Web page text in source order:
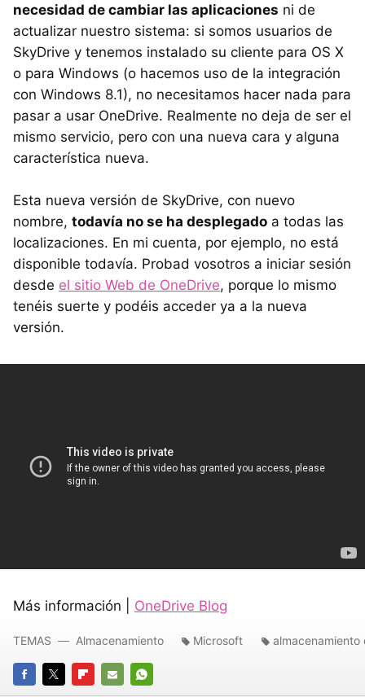
necesidad de cambiar las aplicaciones ni de
actualizar nuestro sistema: si somos usuarios de
SkyDrive y tenemos instalado su cliente para OS X
o para Windows (o hacemos uso de la integración
con Windows 8.1), no necesitamos hacer nada para
pasar a usar OneDrive. Realmente no deja de ser el
mismo servicio, pero con una nueva cara y alguna
característica nueva.
Esta nueva versión de SkyDrive, con nuevo
nombre, todavía no se ha desplegado a todas las
localizaciones. En mi cuenta, por ejemplo, no está
disponible todavía. Probad vosotros a iniciar sesión
desde el sitio Web de OneDrive, porque lo mismo
tenéis suerte y podéis acceder ya a la nueva
versión.
Más información | OneDrive Blog
TEMAS Almacenamiento Microsoft almacenamiento